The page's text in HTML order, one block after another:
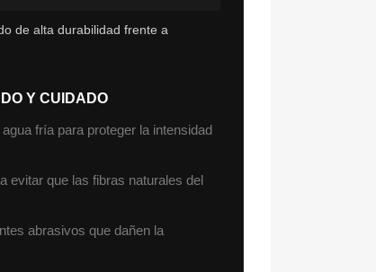
de alta durabilidad frente a
Y CUIDADO
fría para proteger la intensidad
evitar que las fibras naturales del
abrasivos que dañen la